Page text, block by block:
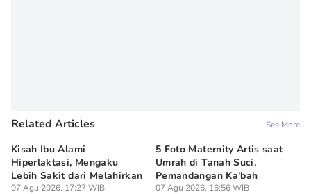
Related Articles See More
Kisah Ibu Alami
Hiperlaktasi, Mengaku
Lebih Sakit dari Melahirkan
07 Agu 2026, 17:27 WIB
5 Foto Maternity Artis saat
Umrah di Tanah Suci,
Pemandangan Ka'bah
07 Agu 2026, 16:56 WIB